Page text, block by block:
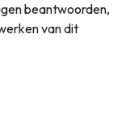
beantwoorden,
van dit